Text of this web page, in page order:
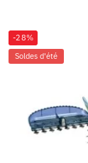
-28%
Soldes d'été